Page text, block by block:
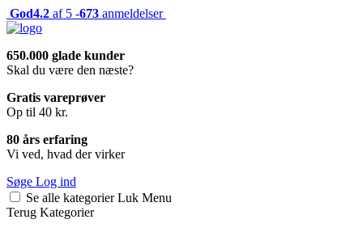
God4.2 af 5 -673 anmeldelser
650.000 glade kunder
Skal du være den næste?
Gratis vareprøver
Op til 40 kr.
80 års erfaring
Vi ved, hvad der virker
Søge Log ind
Se alle kategorier Luk Menu
Terug Kategorier